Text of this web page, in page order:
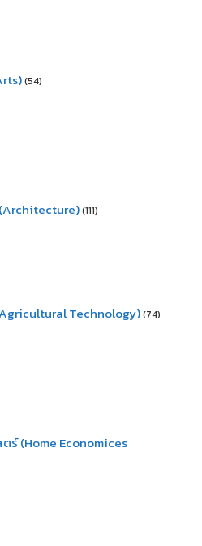
(54)
(111)
Technology)(74)
ร์ (Home Economices